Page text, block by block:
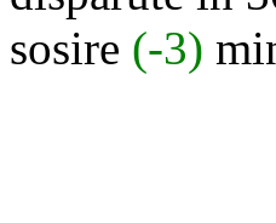
sosire (-3)